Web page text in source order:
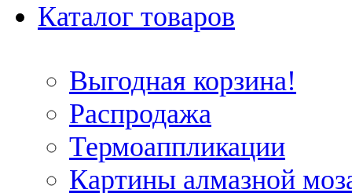
Каталог товаров
Выгодная корзина!
Распродажа
Термоаппликации
Картины алмазной